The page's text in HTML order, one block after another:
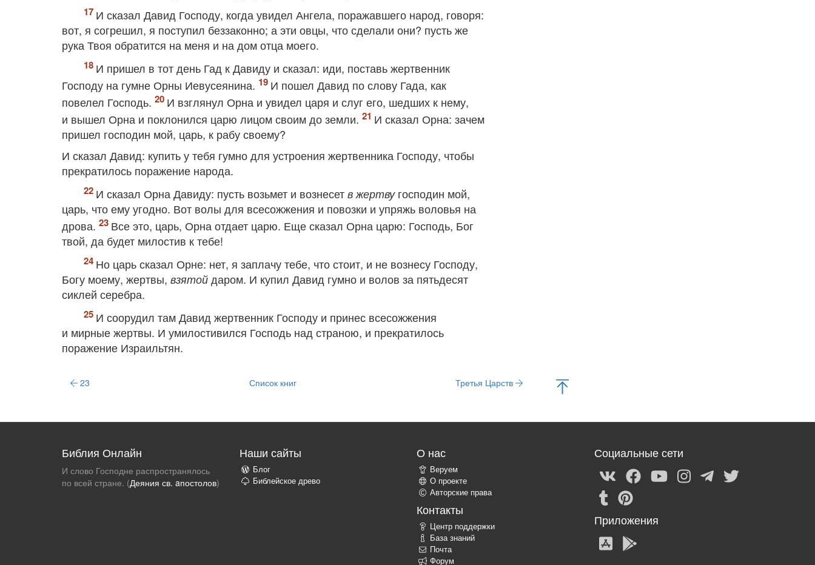
И сказал Давид Господу, когда увидел Ангела, поражавшего народ, говоря:
вот, я согрешил, я поступил беззаконно; а эти овцы, что сделали они? пусть же
рука Твоя обратится на меня и на дом отца моего.
И пришел в тот день Гад к Давиду и сказал: иди, поставь жертвенник
Господу на гумне Орны Иевусеянина.
И пошел Давид по слову Гада, как
повелел Господь.
И взглянул Орна и увидел царя и слуг его, шедших к нему,
и вышел Орна и поклонился царю лицом своим до земли.
И сказал Орна: зачем
пришел господин мой, царь, к рабу своему?
И сказал Давид: купить у тебя гумно для устроения жертвенника Господу, чтобы
прекратилось поражение народа.
И сказал Орна Давиду: пусть возьмет и вознесет в жертвугосподин мой,
царь, что ему угодно. Вот волы для всесожжения и повозки и упряжь воловья на
дрова.
Все это, царь, Орна отдает царю. Еще сказал Орна царю: Господь, Бог
твой, да будет милостив к тебе!
Но царь сказал Орне: нет, я заплачу тебе, что стоит, и не вознесу Господу,
Богу моему, жертвы, взятой даром. И купил Давид гумно и волов за пятьдесят
сиклей серебра.
И соорудил там Давид жертвенник Господу и принес всесожжения
и мирные жертвы. И умилостивился Господь над страною, и прекратилось
поражение Израильтян.
23 Список книг Третья Царств
Библия Онлайн
И слово Господне распространялось
по всей стране. (Деяния св. aпостолов)
Наши сайты
Блог
Библейское древо
О нас
Веруем
О проекте
Авторские права
Контакты
Центр поддержки
База знаний
Почта
Форум
Социальные сети
Приложения